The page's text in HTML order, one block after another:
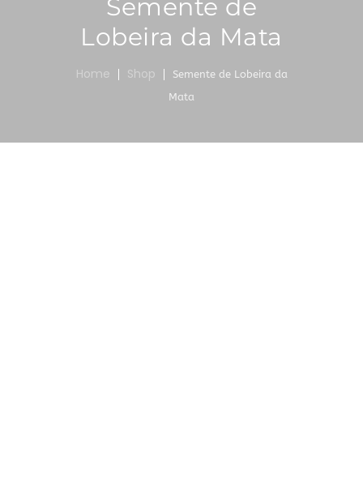
Semente de
Lobeira da Mata
Home Shop
Semente de Lobeira da
Mata